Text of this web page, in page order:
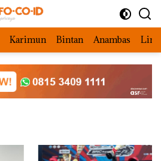
Karimun Bintan Anambas